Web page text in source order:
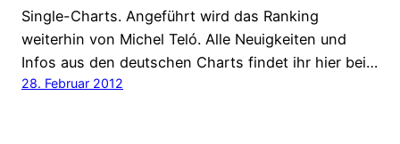
Single-Charts. Angeführt wird das Ranking
weiterhin von Michel Teló. Alle Neuigkeiten und
Infos aus den deutschen Charts findet ihr hier bei…
28. Februar 2012